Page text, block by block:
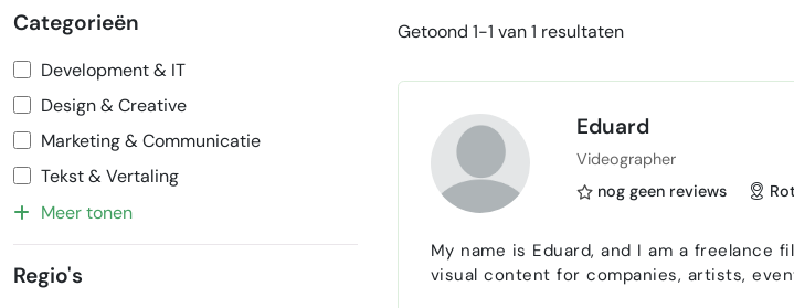
Categorieën
Development & IT
Design & Creative
Marketing & Communicatie
Tekst & Vertaling
Meer tonen
Regio's
Getoond 1-1 van 1 resultaten
Eduard
Videographer
nog geen reviews
My name is Eduard, and I am a freelance
visual content for companies, artists, events,